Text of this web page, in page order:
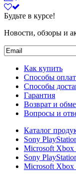
Будьте в курсе!
Новости, обзоры и
Как купить
Способы
Способы
Гарантия
Возврат и
Вопросы и
Каталог
Sony
Microsoft Xbox
Sony
Microsoft Xbox